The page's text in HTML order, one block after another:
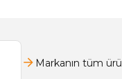
Markanın tüm